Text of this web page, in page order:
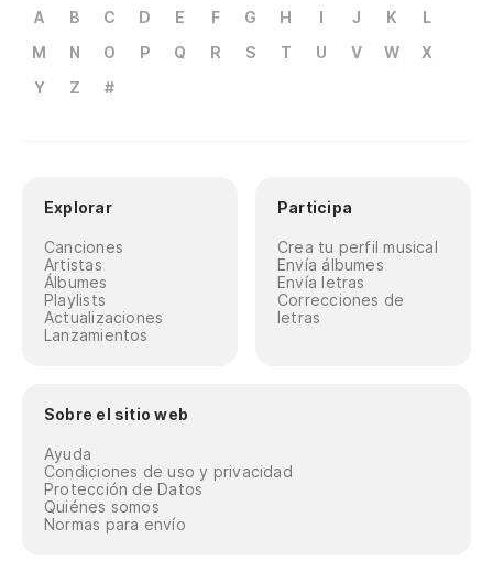
A B C D E F G H I J K
L
M
N O P Q R S T U V W
X
Y
Z #
Explorar
Canciones
Artistas
Álbumes
Playlists
Actualizaciones
Lanzamientos
Participa
Crea tu perfil musical
Envía álbumes
Envía letras
Correcciones de
letras
Sobre el sitio web
Ayuda
Condiciones de uso y privacidad
Protección de Datos
Quiénes somos
Normas para envío